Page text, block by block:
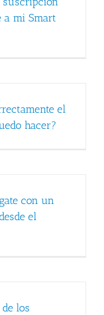
a mi Smart
el
hacer?
con un
el
los